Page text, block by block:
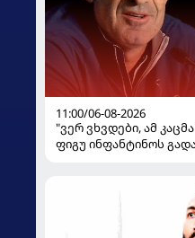
11:00/06-08-2026
"ვერ ვხვდები, ამ
ფიგუ ინფანტინოს